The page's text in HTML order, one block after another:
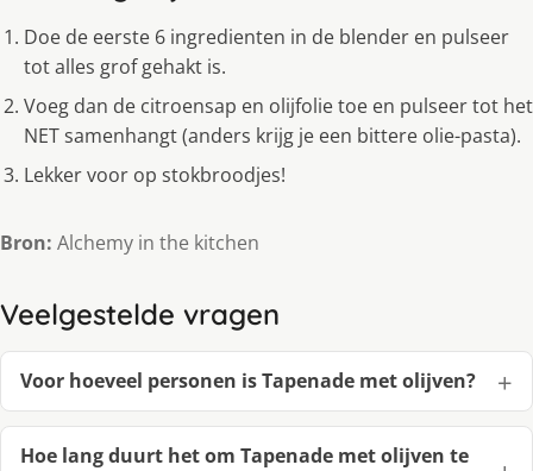
Doe de eerste 6 ingredienten in de blender en pulseer
tot alles grof gehakt is.
Voeg dan de citroensap en olijfolie toe en pulseer tot het
NET samenhangt (anders krijg je een bittere olie-pasta).
Lekker voor op stokbroodjes!
Bron: Alchemy in the kitchen
Veelgestelde vragen
Voor hoeveel personen is Tapenade met olijven?
Hoe lang duurt het om Tapenade met olijven te